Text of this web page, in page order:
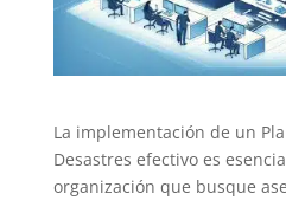
La implementación de un
Desastres efectivo es
organización que busque